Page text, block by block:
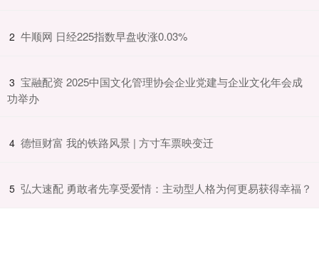
2 ​牛顺网 日经225指数早盘收涨0.03%
3 ​宝融配资 2025中国文化管理协会企业党建与企业文化年会成
功举办
4 ​德恒财富 我的铁路风景 | 方寸车票映变迁
5 ​弘大速配 勇敢者先享受爱情：主动型人格为何更易获得幸福？